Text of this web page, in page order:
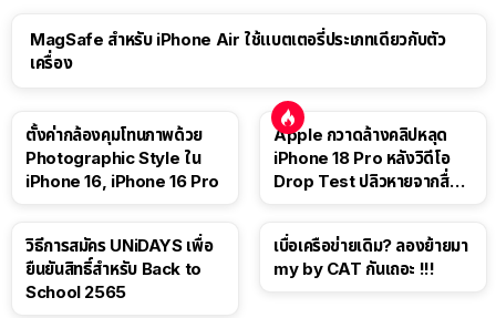
MagSafe สำหรับ iPhone Air ใช้แบตเตอรี่ประเภทเดียวกับตัว
เครื่อง
ตั้งค่ากล้องคุมโทนภาพด้วย
Photographic Style ใน
iPhone 16, iPhone 16 Pro
Apple กวาดล้างคลิปหลุด
iPhone 18 Pro หลังวิดีโอ
Drop Test ปลิวหายจากสื่อ
วิธีการสมัคร UNiDAYS เพื่อ
ยืนยันสิทธิ์สำหรับ Back to
School 2565
เบื่อเครือข่ายเดิม? ลองย้ายมา
my by CAT กันเถอะ !!!